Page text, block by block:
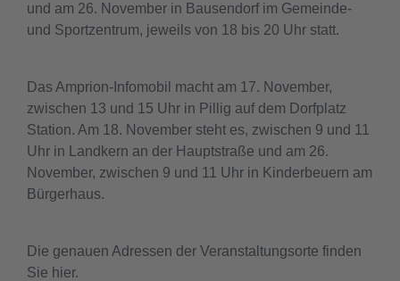
und am 26. November in Bausendorf im Gemeinde-
und Sportzentrum, jeweils von 18 bis 20 Uhr statt.
Das Amprion-Infomobil macht am 17. November,
zwischen 13 und 15 Uhr in Pillig auf dem Dorfplatz
Station. Am 18. November steht es, zwischen 9 und 11
Uhr in Landkern an der Hauptstraße und am 26.
November, zwischen 9 und 11 Uhr in Kinderbeuern am
Bürgerhaus.
Die genauen Adressen der Veranstaltungsorte finden
Sie hier.